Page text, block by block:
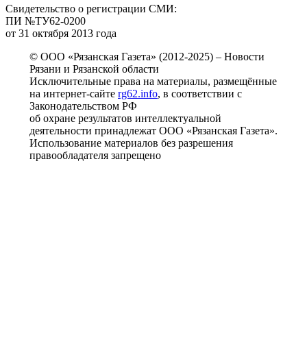
Свидетельство о регистрации СМИ:
ПИ №ТУ62-0200
от 31 октября 2013 года
© ООО «Рязанская Газета» (2012-2025) – Новости
Рязани и Рязанской области
Исключительные права на материалы, размещённые
на интернет-сайте rg62.info, в соответствии с
Законодательством РФ
об охране результатов интеллектуальной
деятельности принадлежат ООО «Рязанская Газета».
Использование материалов без разрешения
правообладателя запрещено